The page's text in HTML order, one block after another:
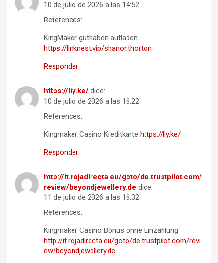
10 de julio de 2026 a las 14:52
References:
KingMaker guthaben aufladen
https://linknest.vip/shanonthorton
Responder
https://liy.ke/ dice:
10 de julio de 2026 a las 16:22
References:
Kingmaker Casino Kreditkarte https://liy.ke/
Responder
http://it.rojadirecta.eu/goto/de.trustpilot.com/
review/beyondjewellery.de dice:
11 de julio de 2026 a las 16:32
References:
Kingmaker Casino Bonus ohne Einzahlung
http://it.rojadirecta.eu/goto/de.trustpilot.com/revi
ew/beyondjewellery.de